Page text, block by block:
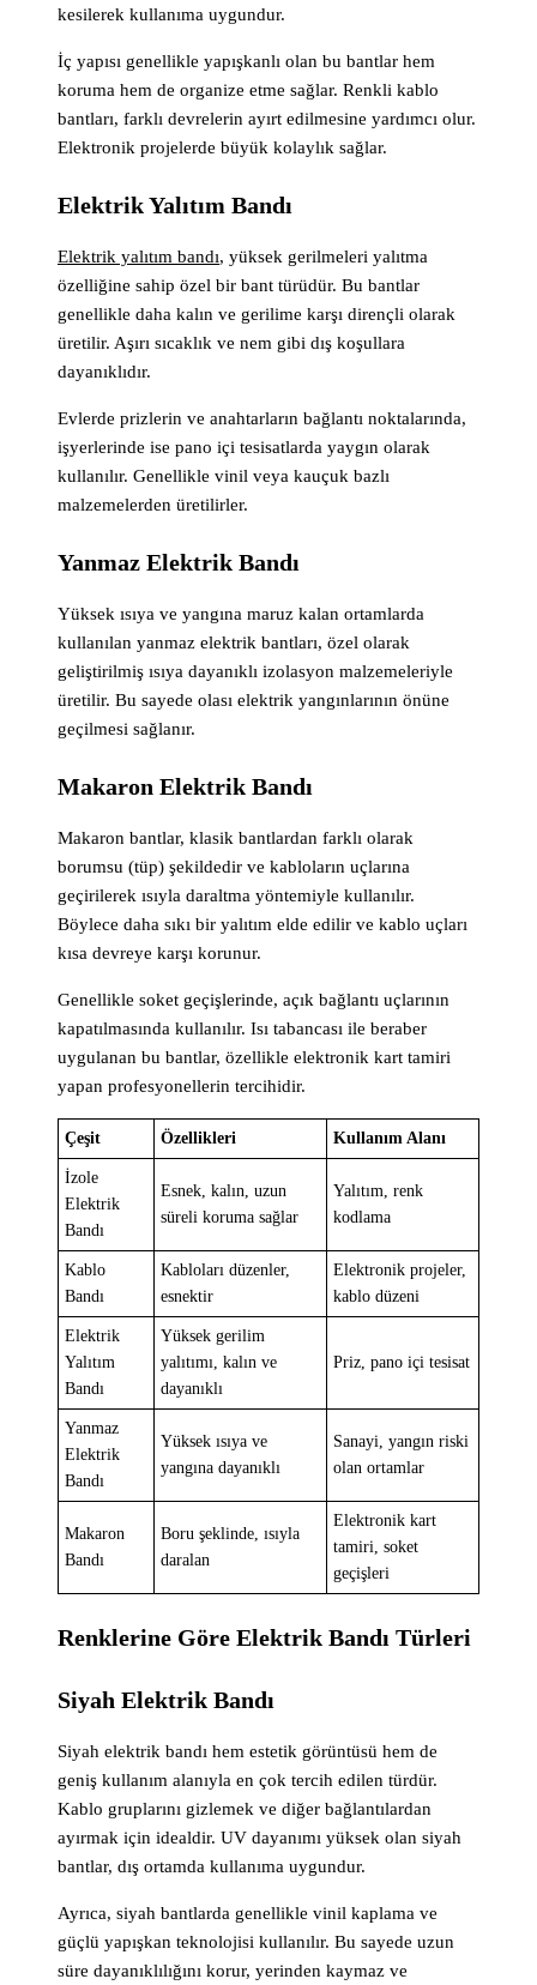
kesilerek kullanıma uygundur.
İç yapısı genellikle yapışkanlı olan bu bantlar hem
koruma hem de organize etme sağlar. Renkli kablo
bantları, farklı devrelerin ayırt edilmesine yardımcı olur.
Elektronik projelerde büyük kolaylık sağlar.
Elektrik Yalıtım Bandı
Elektrik yalıtım bandı, yüksek gerilmeleri yalıtma
özelliğine sahip özel bir bant türüdür. Bu bantlar
genellikle daha kalın ve gerilime karşı dirençli olarak
üretilir. Aşırı sıcaklık ve nem gibi dış koşullara
dayanıklıdır.
Evlerde prizlerin ve anahtarların bağlantı noktalarında,
işyerlerinde ise pano içi tesisatlarda yaygın olarak
kullanılır. Genellikle vinil veya kauçuk bazlı
malzemelerden üretilirler.
Yanmaz Elektrik Bandı
Yüksek ısıya ve yangına maruz kalan ortamlarda
kullanılan yanmaz elektrik bantları, özel olarak
geliştirilmiş ısıya dayanıklı izolasyon malzemeleriyle
üretilir. Bu sayede olası elektrik yangınlarının önüne
geçilmesi sağlanır.
Makaron Elektrik Bandı
Makaron bantlar, klasik bantlardan farklı olarak
borumsu (tüp) şekildedir ve kabloların uçlarına
geçirilerek ısıyla daraltma yöntemiyle kullanılır.
Böylece daha sıkı bir yalıtım elde edilir ve kablo uçları
kısa devreye karşı korunur.
Genellikle soket geçişlerinde, açık bağlantı uçlarının
kapatılmasında kullanılır. Isı tabancası ile beraber
uygulanan bu bantlar, özellikle elektronik kart tamiri
yapan profesyonellerin tercihidir.
Çeşit Özellikleri Kullanım Alanı
İzole
Elektrik
Bandı
Esnek, kalın, uzun
süreli koruma sağlar
Yalıtım, renk
kodlama
Kablo
Bandı
Kabloları düzenler,
esnektir
Elektronik projeler,
kablo düzeni
Elektrik
Yalıtım
Bandı
Yüksek gerilim
yalıtımı, kalın ve
dayanıklı
Priz, pano içi tesisat
Yanmaz
Elektrik
Bandı
Yüksek ısıya ve
yangına dayanıklı
Sanayi, yangın riski
olan ortamlar
Makaron
Bandı
Boru şeklinde, ısıyla
daralan
Elektronik kart
tamiri, soket
geçişleri
Renklerine Göre Elektrik Bandı Türleri
Siyah Elektrik Bandı
Siyah elektrik bandı hem estetik görüntüsü hem de
geniş kullanım alanıyla en çok tercih edilen türdür.
Kablo gruplarını gizlemek ve diğer bağlantılardan
ayırmak için idealdir. UV dayanımı yüksek olan siyah
bantlar, dış ortamda kullanıma uygundur.
Ayrıca, siyah bantlarda genellikle vinil kaplama ve
güçlü yapışkan teknolojisi kullanılır. Bu sayede uzun
süre dayanıklılığını korur, yerinden kaymaz ve